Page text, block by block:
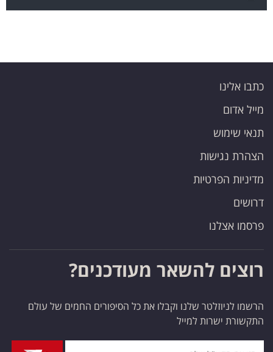
כתבו אלינו
מייל אדום
תנאי שימוש
הצהרת נגישות
מדיניות הפרטיות
דרושים
פרסמו אצלנו
רוצים להשאר מעודכנים?
הרשמו לניוזלטר שלנו וקבלו את כל הסיפורים החמים של עולם
התקשורת ישרות למייל